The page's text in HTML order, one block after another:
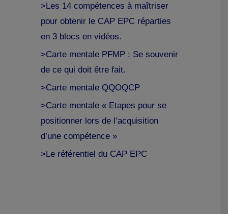
>Les 14 compétences à maîtriser
pour obtenir le CAP EPC réparties
en 3 blocs en vidéos.
>Carte mentale PFMP : Se souvenir
de ce qui doit être fait.
>Carte mentale QQOQCP
>Carte mentale « Etapes pour se
positionner lors de l’acquisition
d’une compétence »
>Le référentiel du CAP EPC